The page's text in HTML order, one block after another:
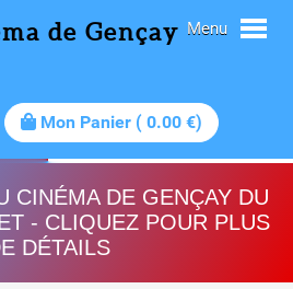
de Gençay
Mon Panier (0.00 €)
Menu
CINÉMA DE GENÇAY DU
- CLIQUEZ POUR PLUS
DÉTAILS